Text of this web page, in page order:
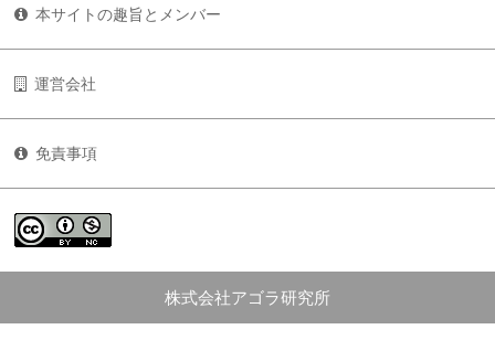
本サイトの趣旨とメンバー
運営会社
免責事項
株式会社アゴラ研究所